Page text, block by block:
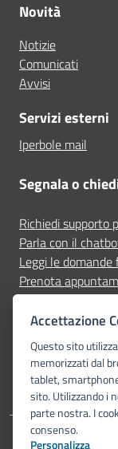
Novità
Notizie
Comunicati
Avvisi
Servizi esterni
Iperbole mail
Segnala o
Richiedi supporto
Parla con il
Leggi le
Prenota
Segnala disservizio
Seguici su
Accettazione
Questo sito
memorizzati dal
tablet,
sito. Utilizzando i
parte nostra. I
consenso.
Personalizza